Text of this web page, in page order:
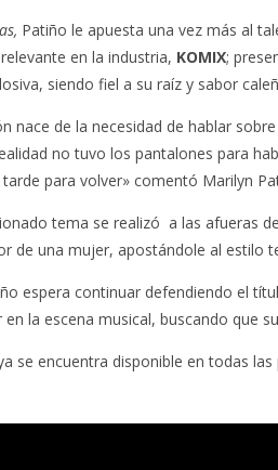
Patiño le apuesta una vez más al
en la industria, KOMIX;
siendo fiel a su raíz y sabor
nace de la necesidad de hablar
no tuvo los pantalones para
para volver» comentó Marilyn
tema se realizó a las afueras
de una mujer, apostándole al estilo
espera continuar defendiendo el
en la escena musical, buscando que
se encuentra disponible en todas